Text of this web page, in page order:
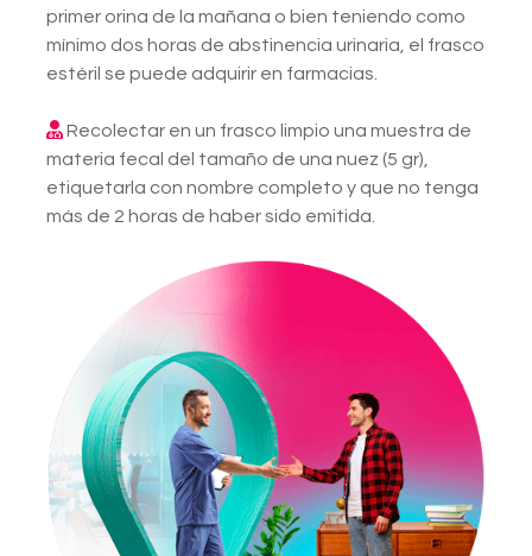
primer orina de la mañana o bien teniendo como
mínimo dos horas de abstinencia urinaria, el frasco
estéril se puede adquirir en farmacias.
Recolectar en un frasco limpio una muestra de
materia fecal del tamaño de una nuez (5 gr),
etiquetarla con nombre completo y que no tenga
más de 2 horas de haber sido emitida.